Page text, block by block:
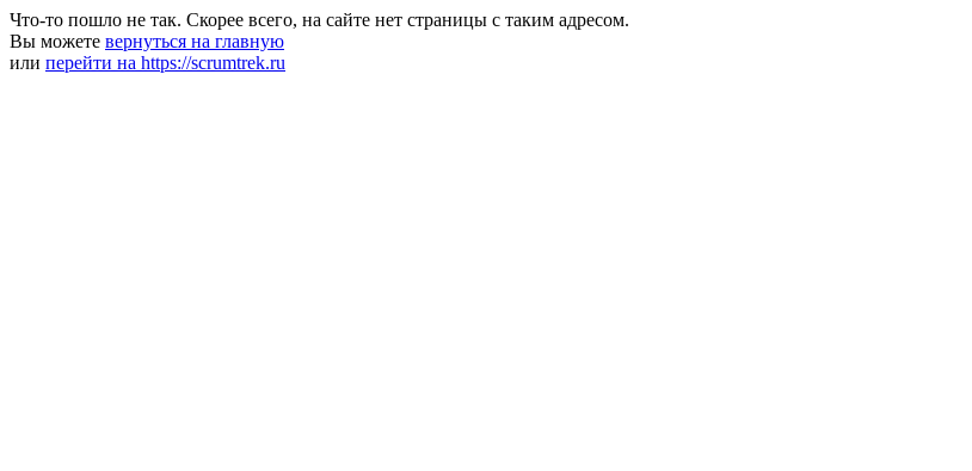
Что-то пошло не так. Скорее всего, на сайте нет страницы с таким адресом.
Вы можете вернуться на главную
или перейти на https://scrumtrek.ru